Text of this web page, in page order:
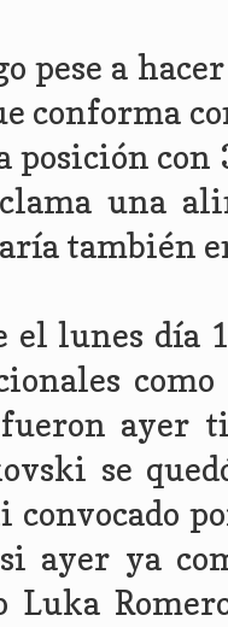
pese a
conforma
posición con
una
también
el lunes día
ayer
se
ayer ya
Luka